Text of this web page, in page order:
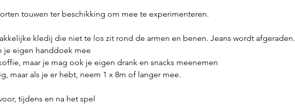
touwen ter beschikking om mee te experimenteren.
kledij die niet te los zit rond de armen en benen. Jeans wordt afgeraden.
je eigen handdoek mee
maar je mag ook je eigen drank en snacks meenemen
maar als je er hebt, neem 1 x 8m of langer mee.
tijdens en na het spel